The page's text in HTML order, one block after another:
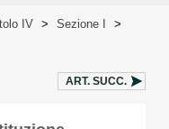
IV > Sezione I
>
ART. SUCC.